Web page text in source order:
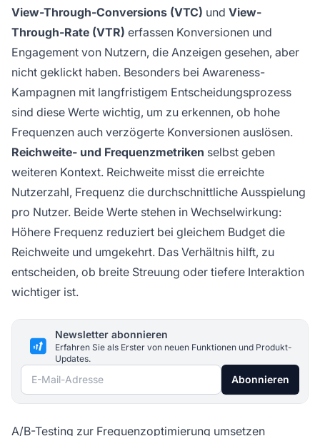
View-Through-Conversions (VTC) und View-
Through-Rate (VTR) erfassen Konversionen und
Engagement von Nutzern, die Anzeigen gesehen, aber
nicht geklickt haben. Besonders bei Awareness-
Kampagnen mit langfristigem Entscheidungsprozess
sind diese Werte wichtig, um zu erkennen, ob hohe
Frequenzen auch verzögerte Konversionen auslösen.
Reichweite- und Frequenzmetriken selbst geben
weiteren Kontext. Reichweite misst die erreichte
Nutzerzahl, Frequenz die durchschnittliche Ausspielung
pro Nutzer. Beide Werte stehen in Wechselwirkung:
Höhere Frequenz reduziert bei gleichem Budget die
Reichweite und umgekehrt. Das Verhältnis hilft, zu
entscheiden, ob breite Streuung oder tiefere Interaktion
wichtiger ist.
Newsletter abonnieren
Erfahren Sie als Erster von neuen Funktionen und Produkt-
Updates.
E-Mail-Adresse Abonnieren
A/B-Testing zur Frequenzoptimierung umsetzen